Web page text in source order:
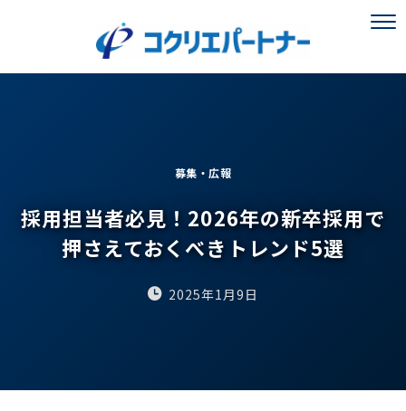
募集・広報
採用担当者必見！2026年の新卒採用で
押さえておくべきトレンド5選
2025年1月9日